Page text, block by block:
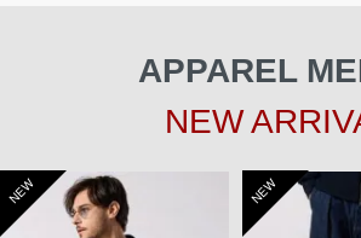
APPAREL
NEW
NEW NEW